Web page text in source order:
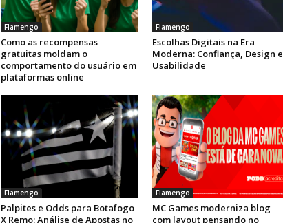
Flamengo
Como as recompensas
gratuitas moldam o
comportamento do usuário em
plataformas online
Flamengo
Escolhas Digitais na Era
Moderna: Confiança, Design e
Usabilidade
Flamengo
Palpites e Odds para Botafogo
X Remo: Análise de Apostas no
Flamengo
MC Games moderniza blog
com layout pensando no